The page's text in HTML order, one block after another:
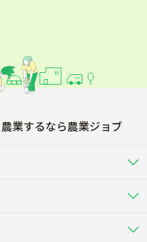
業するなら農業ジョブ
バイト・アルバイト・パート